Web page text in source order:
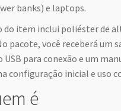
banks) e laptops.
do item inclui poliéster de
pacote, você receberá um
USB para conexão e um
configuração inicial e uso
é